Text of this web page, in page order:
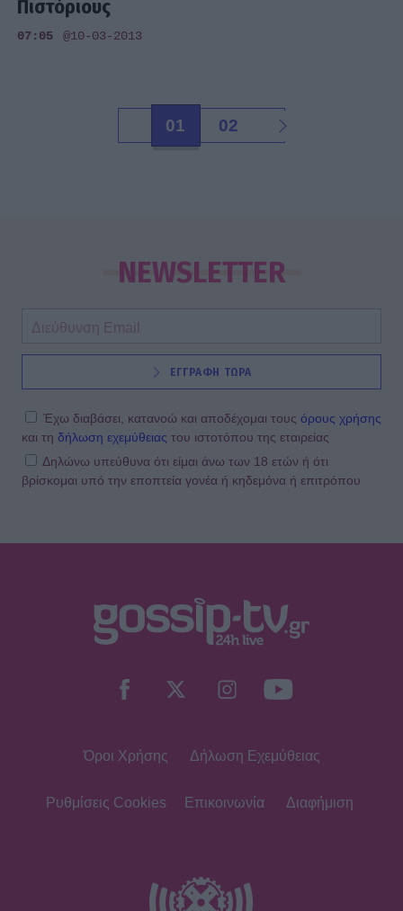
Πιστόριους
07:05 @10-03-2013
01 02
NEWSLETTER
ΕΓΓΡΑΦΗ ΤΩΡΑ
Έχω διαβάσει, κατανοώ και αποδέχομαι τους όρους χρήσης
και τη δήλωση εχεμύθειας του ιστοτόπου της εταιρείας
Δηλώνω υπεύθυνα ότι είμαι άνω των 18 ετών ή ότι
βρίσκομαι υπό την εποπτεία γονέα ή κηδεμόνα ή επιτρόπου
Όροι Χρήσης Δήλωση Εχεμύθειας
Ρυθμίσεις Cookies Επικοινωνία Διαφήμιση